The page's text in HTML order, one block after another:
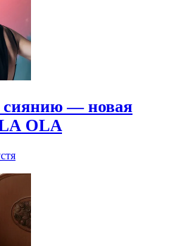
сиянию — новая
OLA